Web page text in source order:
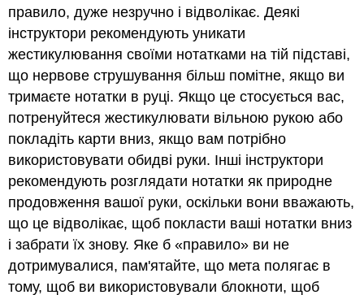
правило, дуже незручно і відволікає. Деякі
інструктори рекомендують уникати
жестикулювання своїми нотатками на тій підставі,
що нервове струшування більш помітне, якщо ви
тримаєте нотатки в руці. Якщо це стосується вас,
потренуйтеся жестикулювати вільною рукою або
покладіть карти вниз, якщо вам потрібно
використовувати обидві руки. Інші інструктори
рекомендують розглядати нотатки як природне
продовження вашої руки, оскільки вони вважають,
що це відволікає, щоб покласти ваші нотатки вниз
і забрати їх знову. Яке б «правило» ви не
дотримувалися, пам'ятайте, що мета полягає в
тому, щоб ви використовували блокноти, щоб